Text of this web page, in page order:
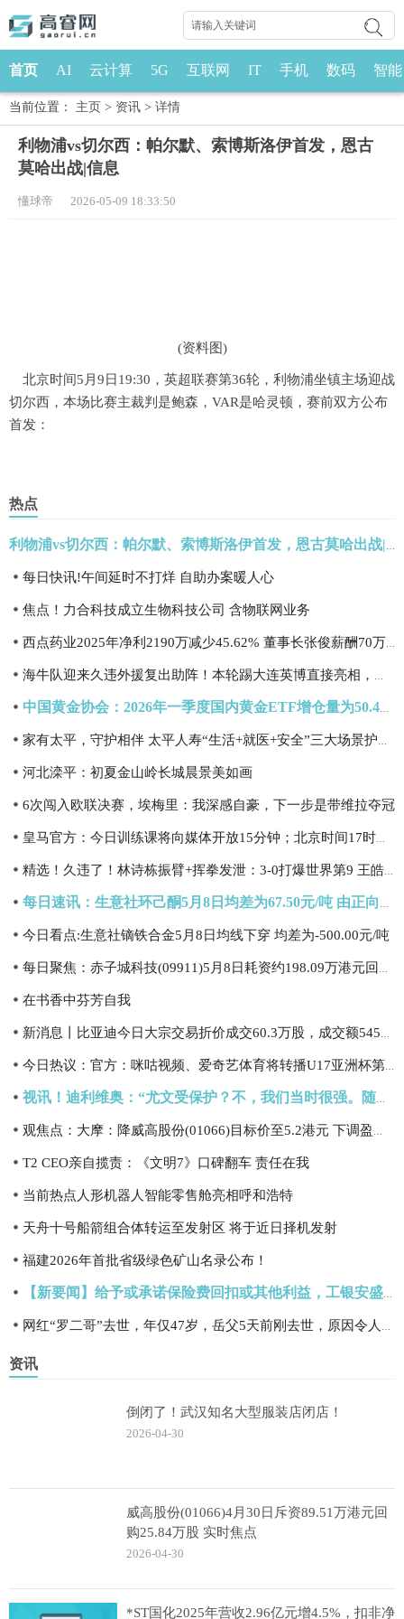
首页 AI 云计算 5G 互联网 IT 手机 数码 智能
当前位置： 主页 > 资讯 > 详情
利物浦vs切尔西：帕尔默、索博斯洛伊首发，恩古
莫哈出战|信息
懂球帝 2026-05-09 18:33:50
(资料图)
北京时间5月9日19:30，英超联赛第36轮，利物浦坐镇主场迎战
切尔西，本场比赛主裁判是鲍森，VAR是哈灵顿，赛前双方公布
首发：
热点
每日快讯!午间延时不打烊 自助办案暖人心
焦点！力合科技成立生物科技公司 含物联网业务
河北滦平：初夏金山岭长城晨景美如画
6次闯入欧联决赛，埃梅里：我深感自豪，下一步是带维拉夺冠
今日看点:生意社镝铁合金5月8日均线下穿 均差为-500.00元/吨
在书香中芬芳自我
T2 CEO亲自揽责：《文明7》口碑翻车 责任在我
当前热点人形机器人智能零售舱亮相呼和浩特
天舟十号船箭组合体转运至发射区 将于近日择机发射
福建2026年首批省级绿色矿山名录公布！
资讯
倒闭了！武汉知名大型服装店闭店！
2026-04-30
威高股份(01066)4月30日斥资89.51万港元回
购25.84万股 实时焦点
2026-04-30
*ST国化2025年营收2.96亿元增4.5%，扣非净